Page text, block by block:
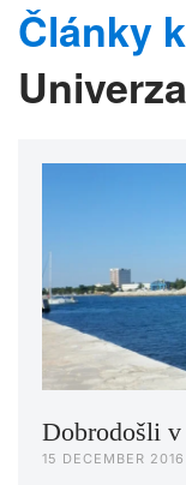
Články
Dobrodošli
15 DECEMBER 2016